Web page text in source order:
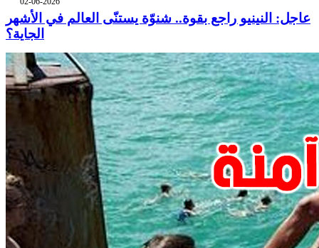
عاجل: النينيو راجع بقوة.. شنوّة يستنّى العالم في الأشهر
الجاية؟